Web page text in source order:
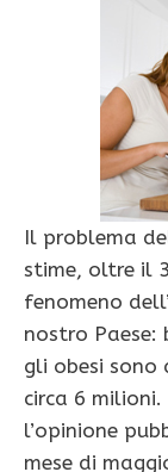
Il problema
stime, oltre il
fenomeno
nostro Paese:
gli obesi sono
circa 6
l’opinione
mese di